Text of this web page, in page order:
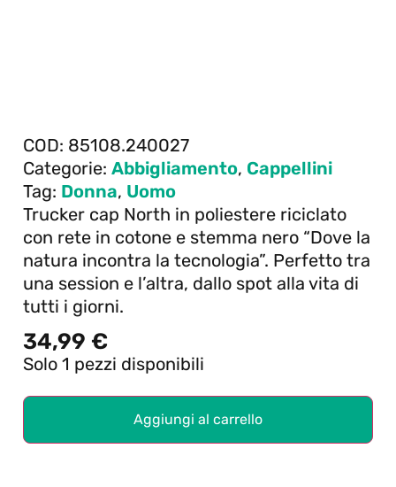
COD: 85108.240027
Categorie: Abbigliamento, Cappellini
Tag: Donna, Uomo
Trucker cap North in poliestere riciclato
con rete in cotone e stemma nero “Dove la
natura incontra la tecnologia”. Perfetto tra
una session e l’altra, dallo spot alla vita di
tutti i giorni.
34,99 €
Solo 1 pezzi disponibili
Aggiungi al carrello